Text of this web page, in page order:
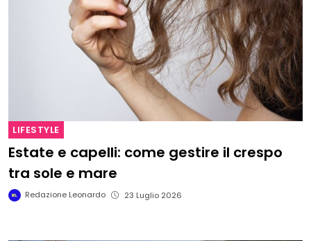
LIFESTYLE
Estate e capelli: come gestire il crespo
tra sole e mare
Redazione Leonardo 23 Luglio 2026